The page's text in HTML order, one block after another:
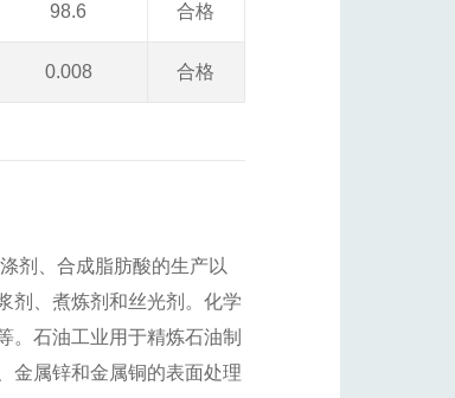
98.6 合格
0.008 合格
剂、合成脂肪酸的生产以
剂、煮炼剂和丝光剂。化学
。石油工业用于精炼石油制
金属锌和金属铜的表面处理